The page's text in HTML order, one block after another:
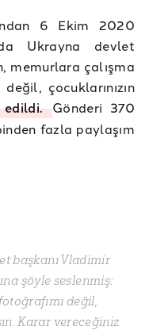
6 Ekim 2020
Ukrayna devlet
memurlara çalışma
çocuklarınızın
edildi.Gönderi 370
fazla paylaşım
başkanı Vladimir
şöyle seslenmiş:
değil,
Karar vereceğiniz